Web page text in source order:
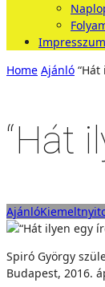
Impresszum
Home Ajánló “Hát
“Hát
AjánlóKiemelt
Spiró György
Budapest, 2016.